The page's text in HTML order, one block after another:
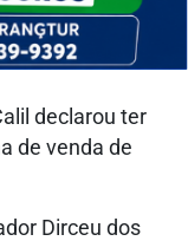
declarou ter
de venda de
Dirceu dos